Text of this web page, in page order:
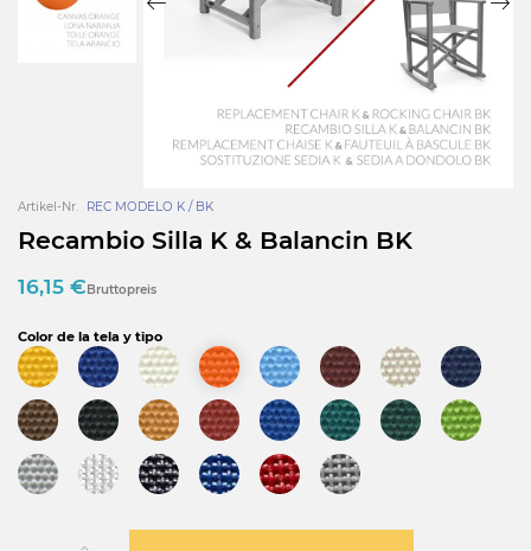
Artikel-Nr. REC MODELO K / BK
Recambio Silla K & Balancin BK
16,15 € Bruttopreis
Color de la tela y tipo